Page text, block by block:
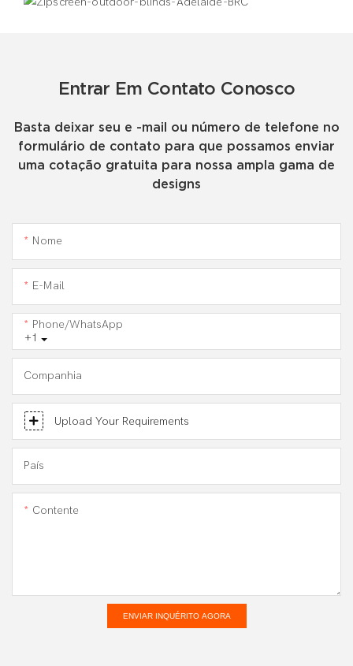
Entrar Em Contato Conosco
Basta deixar seu e -mail ou número de telefone no
formulário de contato para que possamos enviar
uma cotação gratuita para nossa ampla gama de
designs
Nome
E-Mail
+1
Phone/WhatsApp
Companhia
Upload Your Requirements
País
Contente
ENVIAR INQUÉRITO AGORA